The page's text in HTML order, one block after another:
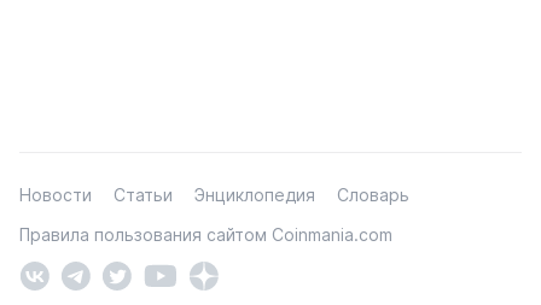
Новости Статьи Энциклопедия
Словарь
Правила пользования сайтом Coinmania.com